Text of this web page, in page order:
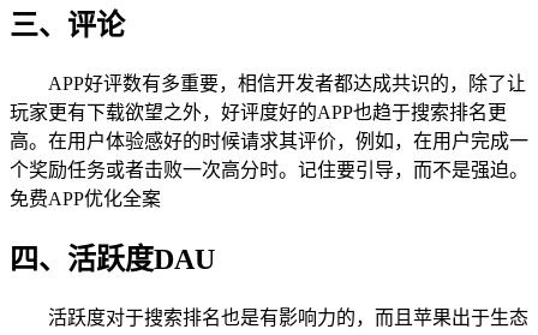
三、评论
APP好评数有多重要，相信开发者都达成共识的，除了让
玩家更有下载欲望之外，好评度好的APP也趋于搜索排名更
高。在用户体验感好的时候请求其评价，例如，在用户完成一
个奖励任务或者击败一次高分时。记住要引导，而不是强迫。
免费APP优化全案
四、活跃度DAU
活跃度对于搜索排名也是有影响力的，而且苹果出于生态